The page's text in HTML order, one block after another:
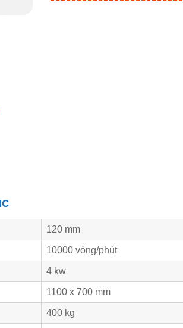
120 mm
10000 vòng/phút
4 kw
1100 x 700 mm
400 kg